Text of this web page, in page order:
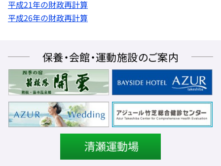
平成21年の財政再計算
平成26年の財政再計算
保養・会館・運動施設のご案内